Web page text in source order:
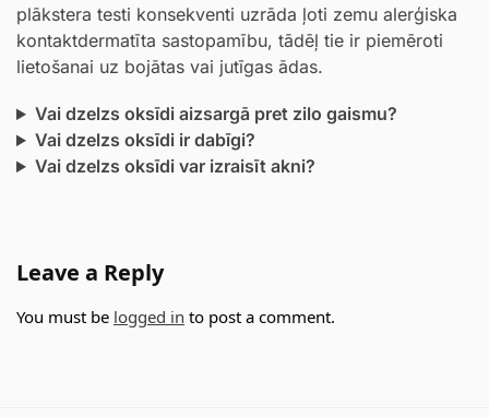
plākstera testi konsekventi uzrāda ļoti zemu alerģiska
kontaktdermatīta sastopamību, tādēļ tie ir piemēroti
lietošanai uz bojātas vai jutīgas ādas.
Vai dzelzs oksīdi aizsargā pret zilo gaismu?
Vai dzelzs oksīdi ir dabīgi?
Vai dzelzs oksīdi var izraisīt akni?
Leave a Reply
You must be logged in to post a comment.